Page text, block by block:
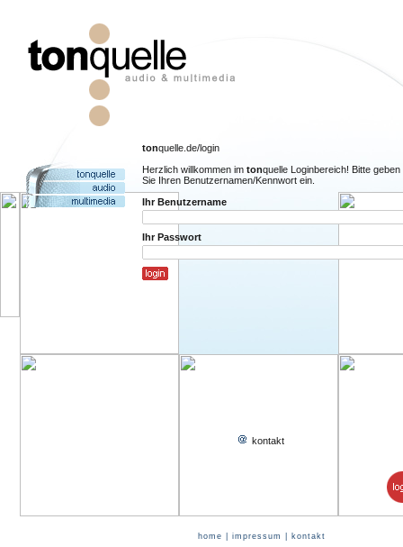
tonquelle.de/login
Herzlich willkommen im tonquelle Loginbereich! Bitte geben
Sie Ihren Benutzernamen/Kennwort ein.
Ihr Benutzername
Ihr Passwort
kontakt
home impressum kontakt